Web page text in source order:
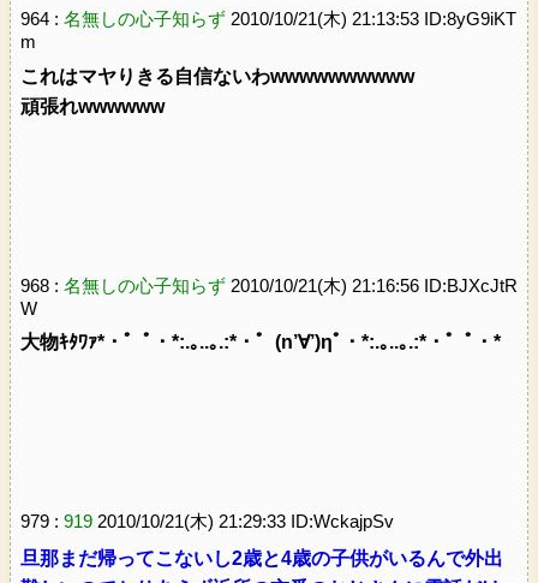
964 : 名無しの心子知らず 2010/10/21(木) 21:13:53 ID:8yG9iKT
m
これはマヤりきる自信ないわwwwwwwwwww
頑張れwwwwww
968 : 名無しの心子知らず 2010/10/21(木) 21:16:56 ID:BJXcJtR
W
大物ｷﾀﾜｧ*・゜ﾟ・*:.｡..｡.:*・゜(n’∀’)ηﾟ・*:.｡..｡.:*・゜ﾟ・*
979 : 919 2010/10/21(木) 21:29:33 ID:WckajpSv
旦那まだ帰ってこないし2歳と4歳の子供がいるんで外出